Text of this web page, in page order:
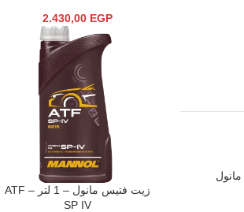
2.430,00 EGP
إضافة إلى السلة
زيت فتيس مانول – 1 لتر – ATF
SP IV